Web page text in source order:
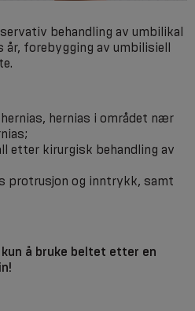
behandling av umbilikal
år, forebygging av umbilisiell
hernias i området nær
etter kirurgisk behandling av
protrusjon og inntrykk, samt
å bruke beltet etter en